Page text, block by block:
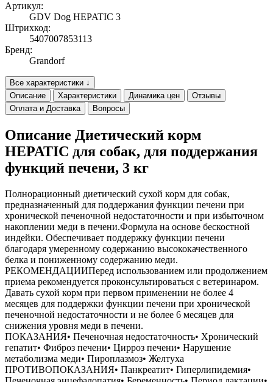
Артикул:
GDV Dog HEPATIC 3
Штрихкод:
5407007853113
Бренд:
Grandorf
Все характеристики ↓
Описание
Характеристики Динамика цен
Отзывы
Оплата и Доставка
Вопросы
Описание Диетический корм
HEPATIC для собак, для поддержания
функций печени, 3 кг
Полнорационный диетический сухой корм для собак,
предназначенный для поддержания функции печени при
хронической печеночной недостаточности и при избыточном
накоплении меди в печени.Формула на основе бескостной
индейки. Обеспечивает поддержку функции печени
благодаря умеренному содержанию высококачественного
белка и пониженному содержанию меди.
РЕКОМЕНДАЦИИПеред использованием или продолжением
приема рекомендуется проконсультироваться с ветеринаром.
Давать сухой корм при первом применении не более 4
месяцев для поддержки функции печени при хронической
печеночной недостаточности и не более 6 месяцев для
снижения уровня меди в печени.
ПОКАЗАНИЯ• Печеночная недостаточность• Хронический
гепатит• Фиброз печени• Цирроз печени• Нарушение
метаболизма меди• Пироплазмоз• Желтуха
ПРОТИВОПОКАЗАНИЯ• Панкреатит• Гиперлипидемия•